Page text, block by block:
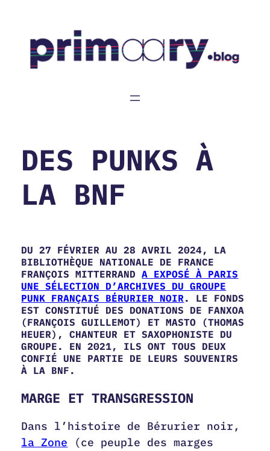
contenu
DES PUNKS À
LA BNF
DU 27 FÉVRIER AU 28 AVRIL 2024, LA
BIBLIOTHÈQUE NATIONALE DE FRANCE
FRANÇOIS MITTERRANDA EXPOSÉ À PARIS
UNE SÉLECTION D’ARCHIVES DU GROUPE
PUNK FRANÇAIS BÉRURIER NOIR . LE FONDS
EST CONSTITUÉ DES DONATIONS DE FANXOA
(FRANÇOIS GUILLEMOT) ET MASTO (THOMAS
HEUER), CHANTEUR ET SAXOPHONISTE DU
GROUPE. EN 2021, ILS ONT TOUS DEUX
CONFIÉ UNE PARTIE DE LEURS SOUVENIRS
À LA BNF.
MARGE ET TRANSGRESSION
Dans l’histoire de Bérurier noir,
la Zone (ce peuple des marges